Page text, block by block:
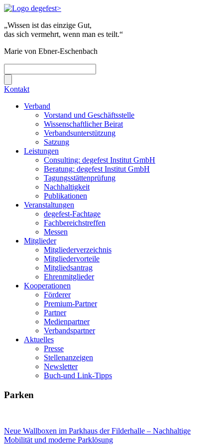
„Wissen ist das einzige Gut,
das sich vermehrt, wenn man es teilt.“
Marie von Ebner-Eschenbach
Kontakt
Verband
Vorstand und Geschäftsstelle
Wissenschaftlicher Beirat
Verbandsunterstützung
Satzung
Leistungen
Consulting: degefest Institut GmbH
Beratung: degefest Institut GmbH
Tagungsstättenprüfung
Nachhaltigkeit
Publikationen
Veranstaltungen
degefest-Fachtage
Fachbereichstreffen
Messen
Mitglieder
Mitgliederverzeichnis
Mitgliedervorteile
Mitgliedsantrag
Ehrenmitglieder
Kooperationen
Förderer
Premium-Partner
Partner
Medienpartner
Verbandspartner
Aktuelles
Presse
Stellenanzeigen
Newsletter
Buch-und Link-Tipps
Parken
Neue Wallboxen im Parkhaus der Filderhalle – Nachhaltige
Mobilität und moderne Parklösung